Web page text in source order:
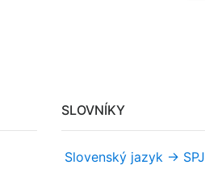
SLOVNÍKY
Slovenský jazyk -> SPJ